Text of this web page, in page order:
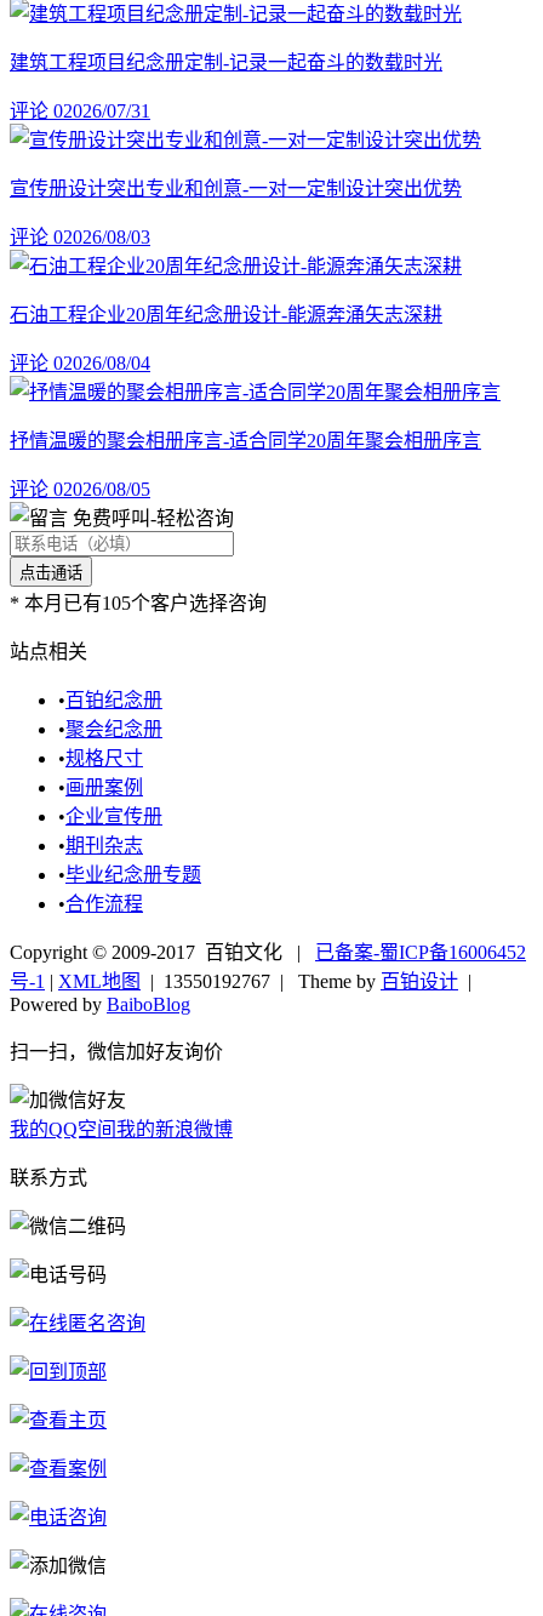
建筑工程项目纪念册定制-记录一起奋斗的数载时光
评论 02026/07/31
宣传册设计突出专业和创意-一对一定制设计突出优势
评论 02026/08/03
石油工程企业20周年纪念册设计-能源奔涌矢志深耕
评论 02026/08/04
抒情温暖的聚会相册序言-适合同学20周年聚会相册序言
评论 02026/08/05
免费呼叫-轻松咨询
* 本月已有105个客户选择咨询
站点相关
•百铂纪念册
•聚会纪念册
•规格尺寸
•画册案例
•企业宣传册
•期刊杂志
•毕业纪念册专题
•合作流程
Copyright © 2009-2017 百铂文化 | 已备案-蜀ICP备16006452
号-1 | XML地图 | 13550192767 | Theme by 百铂设计 |
Powered by BaiboBlog
扫一扫，微信加好友询价
我的QQ空间我的新浪微博
联系方式